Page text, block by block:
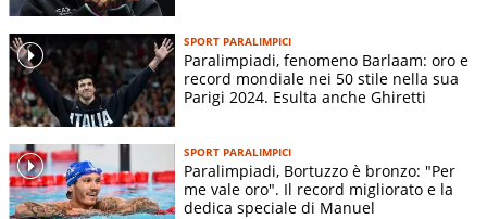
SPORT PARALIMPICI
Paralimpiadi, fenomeno Barlaam: oro e
record mondiale nei 50 stile nella sua
Parigi 2024. Esulta anche Ghiretti
SPORT PARALIMPICI
Paralimpiadi, Bortuzzo è bronzo: "Per
me vale oro". Il record migliorato e la
dedica speciale di Manuel